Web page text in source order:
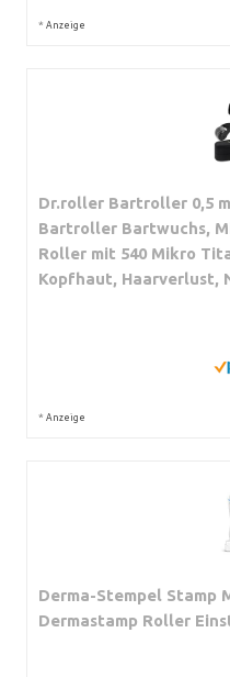
* Anzeige
Dr.roller Bartroller 0,5
Bartroller Bartwuchs,
Roller mit 540 Mikro
Kopfhaut, Haarverlust,
* Anzeige
Derma-Stempel Stamp
Dermastamp Roller